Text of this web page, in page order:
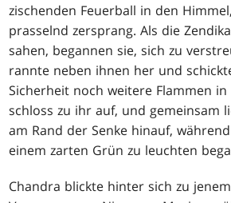
zischenden Feuerball in den
prasselnd zersprang. Als die
sahen, begannen sie, sich zu
rannte neben ihnen her und
Sicherheit noch weitere Flammen
schloss zu ihr auf, und gemeinsam
am Rand der Senke hinauf,
einem zarten Grün zu leuchten
Chandra blickte hinter sich zu